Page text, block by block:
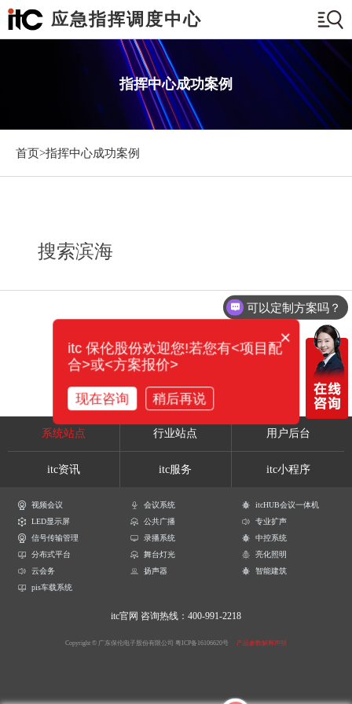
应急指挥调度中心
指挥中心成功案例
首页>指挥中心成功案例
搜索滨海
系统站点 行业站点 用户后台
itc资讯 itc服务 itc小程序
视频会议 会议系统
itcHUB会议一体机
LED显示屏
公共广播
专业扩声
信号传输管理
录播系统
中控系统
分布式平台
舞台灯光
亮化照明
云会务
扬声器
智能建筑
pis车载系统
itc官网 咨询热线：400-991-2218
Copyright © 广东保伦电子股份有限公司 粤ICP备16106620号 产品参数解释声明
可以定制方案吗？
×
itc 保伦股份欢迎您!若您有<项目配
合>或<方案报价>
现在咨询 稍后再说